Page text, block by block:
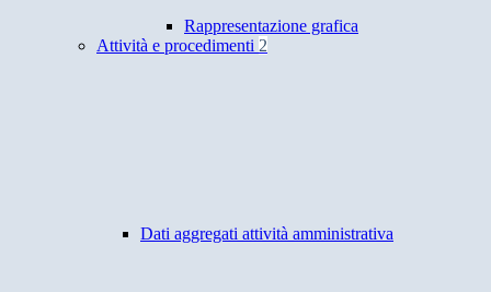
Rappresentazione grafica
Attività e procedimenti 2
Dati aggregati attività amministrativa